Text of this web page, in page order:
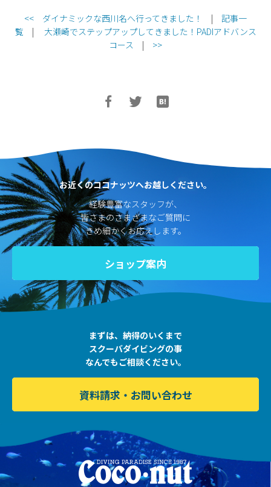
<< ダイナミックな西川名へ行ってきました！ | 記事一
覧 |
大瀬崎でステップアップしてきました！PADIアドバンス
コース | >>
お近くのココナッツへお越しください。
経験豊富なスタッフが、
皆さまのさまざまなご質問に
きめ細かくお応えします。
ショップ案内
まずは、納得のいくまで
スクーバダイビングの事
なんでもご相談ください。
資料請求・お問い合わせ